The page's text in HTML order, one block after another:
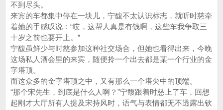
不到尽头。
来宾的车都集中停在一块儿，宁馥不太认识标志，就听时慈牵
着她的手感叹说：“哎，这帮人真是有钱啊，这些车我争取三
十岁之前也要开上。”
宁馥虽鲜少与时慈参加这种社交场合，但她也看得出来，今晚
这场私人酒会里的来宾，随便拎一个出去都是某一个行业的金
字塔顶。
而这众多的金字塔顶之中，又有那么一个塔尖中的顶端。
“那个宋先生，到底是什么人啊？”宁馥跟着时慈上了车，回想
起刚才大厅所有人提及宋持风时，语气与表情都无不透露出钦